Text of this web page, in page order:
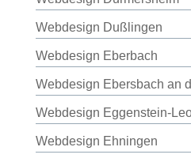
Webdesign Dußlingen
Webdesign Eberbach
Webdesign Ebersbach an
Webdesign Eggenstein-
Webdesign Ehningen